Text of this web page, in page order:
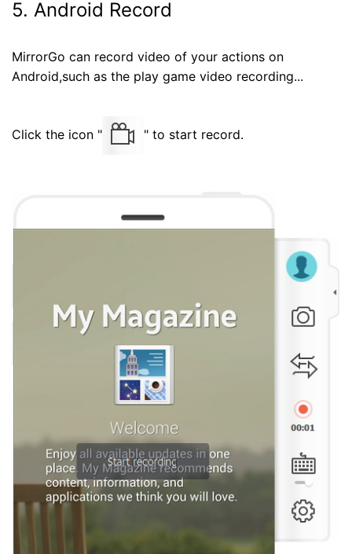
5. Android Record
MirrorGo can record video of your actions on
Android,such as the play game video recording...
Click the icon " " to start record.